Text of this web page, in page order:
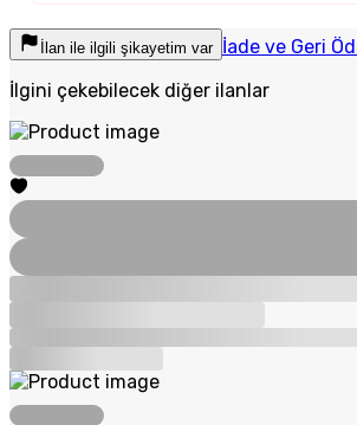
İlan ile ilgili şikayetim var İade ve Geri
İlgini çekebilecek diğer ilanlar